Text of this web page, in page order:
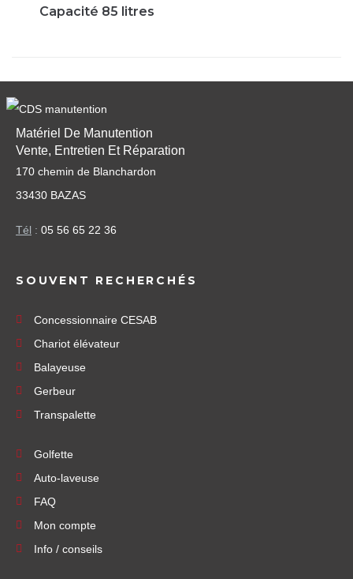
Capacité 85 litres
Matériel De Manutention
Vente, Entretien Et Réparation
170 chemin de Blanchardon
33430 BAZAS
Tél : 05 56 65 22 36
SOUVENT RECHERCHÉS
Concessionnaire CESAB
Chariot élévateur
Balayeuse
Gerbeur
Transpalette
Golfette
Auto-laveuse
FAQ
Mon compte
Info / conseils